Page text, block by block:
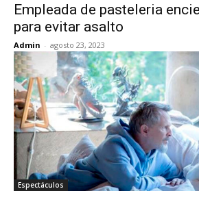
Empleada de pasteleria
para evitar asalto
Admin - agosto 23, 2023
Espectáculos